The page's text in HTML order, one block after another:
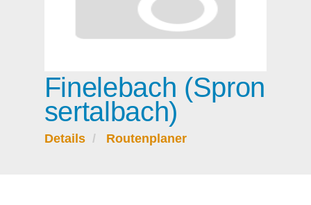
Finelebach (Spron
sertalbach)
Details Routenplaner